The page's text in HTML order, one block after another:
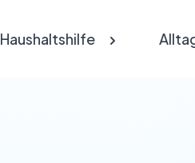
Haushaltshilfe